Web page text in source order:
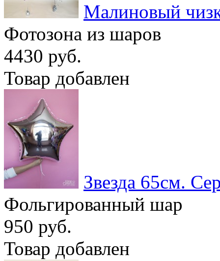
Малиновый
Фотозона из шаров
4430 руб.
Товар добавлен
Звезда 65см.
Фольгированный шар
950 руб.
Товар добавлен